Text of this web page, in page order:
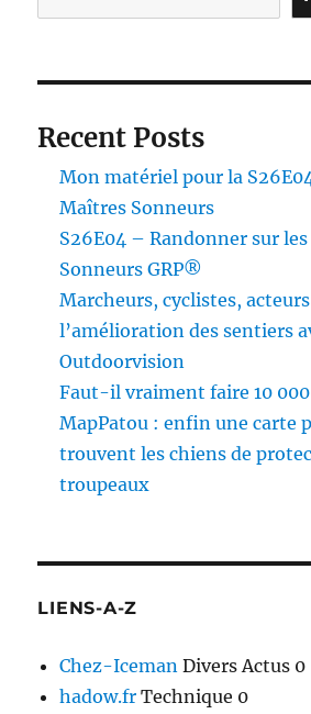
Recent Posts
Mon matériel pour la
Maîtres Sonneurs
S26E04 – Randonner sur
Sonneurs GRP®
Marcheurs, cyclistes,
l’amélioration des sentiers
Outdoorvision
Faut-il vraiment faire 10 000
MapPatou : enfin une carte
trouvent les chiens de
troupeaux
LIENS-A-Z
Chez-Iceman Divers Actus 0
hadow.fr Technique 0